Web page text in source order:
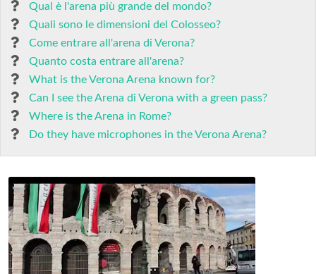
Qual è l'arena più grande del mondo?
Quali sono le dimensioni del Colosseo?
Come entrare all'arena di Verona?
Quanto costa entrare all'arena?
What is the Verona Arena known for?
Can I see the Arena di Verona with a green pass?
Where is the Arena in Rome?
Do they have microphones in the Verona Arena?